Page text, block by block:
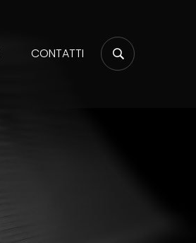
CONTATTI